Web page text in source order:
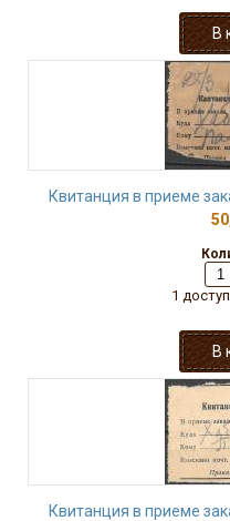
Квитанция в приеме
1
Квитанция в приеме